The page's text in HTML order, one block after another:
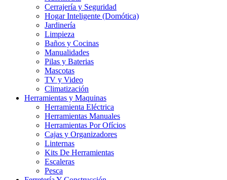
Cerrajería y Seguridad
Hogar Inteligente (Domótica)
Jardinería
Limpieza
Baños y Cocinas
Manualidades
Pilas y Baterias
Mascotas
TV y Video
Climatización
Herramientas y Maquinas
Herramienta Eléctrica
Herramientas Manuales
Herramientas Por Ofícios
Cajas y Organizadores
Linternas
Kits De Herramientas
Escaleras
Pesca